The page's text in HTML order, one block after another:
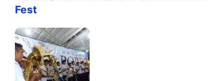
Fest